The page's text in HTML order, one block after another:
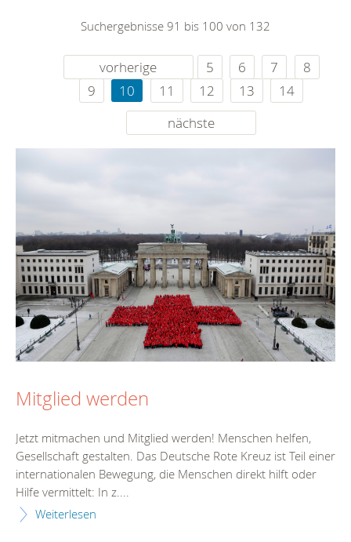
Suchergebnisse 91 bis 100 von 132
vorherige 5 6 7
8
9
10 11 12 13
14
nächste
Mitglied werden
Jetzt mitmachen und Mitglied werden! Menschen helfen,
Gesellschaft gestalten. Das Deutsche Rote Kreuz ist Teil einer
internationalen Bewegung, die Menschen direkt hilft oder
Hilfe vermittelt: In z....
Weiterlesen